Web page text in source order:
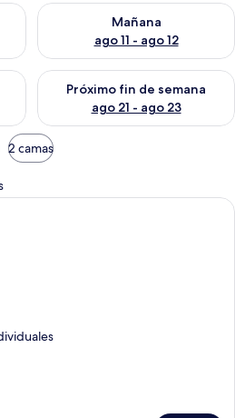
hoy ago 10 - ago 11
Mañana
ago 11 - ago 12
Consulta la disponibilidad
este fin de semana ago 14 -
Próximo fin de semana
ago 21 - ago 23
Consulta la disponibilidad
2 camas
Habitación de hotel con una cama